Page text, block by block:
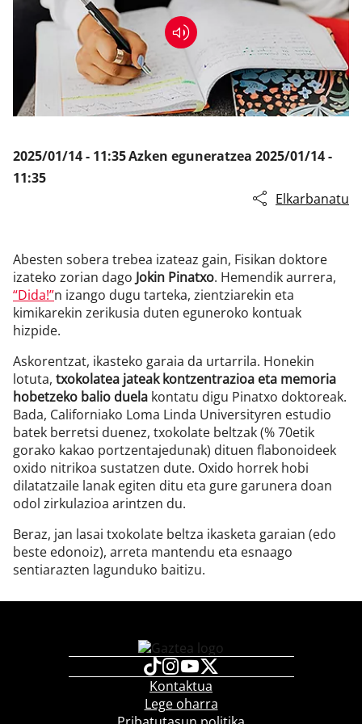
Klisk
2025/01/14 - 11:35Azken eguneratzea 2025/01/14 -
11:35
Elkarbanatu
Abesten sobera trebea izateaz gain, Fisikan doktore
izateko zorian dago Jokin Pinatxo. Hemendik aurrera,
“Dida!”n izango dugu tarteka, zientziarekin eta
kimikarekin zerikusia duten eguneroko kontuak
hizpide.
Askorentzat, ikasteko garaia da urtarrila. Honekin
lotuta, txokolatea jateak kontzentrazioa eta memoria
hobetzeko balio duela kontatu digu Pinatxo doktoreak.
Bada, Californiako Loma Linda Universityren estudio
batek berretsi duenez, txokolate beltzak (% 70etik
gorako kakao portzentajedunak) dituen flabonoideek
oxido nitrikoa sustatzen dute. Oxido horrek hobi
dilatatzaile lanak egiten ditu eta gure garunera doan
odol zirkulazioa arintzen du.
Beraz, jan lasai txokolate beltza ikasketa garaian (edo
beste edonoiz), arreta mantendu eta esnaago
sentiarazten lagunduko baitizu.
Kontaktua
Lege oharra